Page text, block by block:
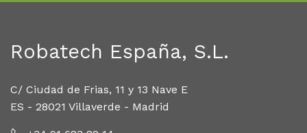
Robatech España, S.L.
C/ Ciudad de Frias, 11 y 13 Nave E
ES - 28021 Villaverde - Madrid